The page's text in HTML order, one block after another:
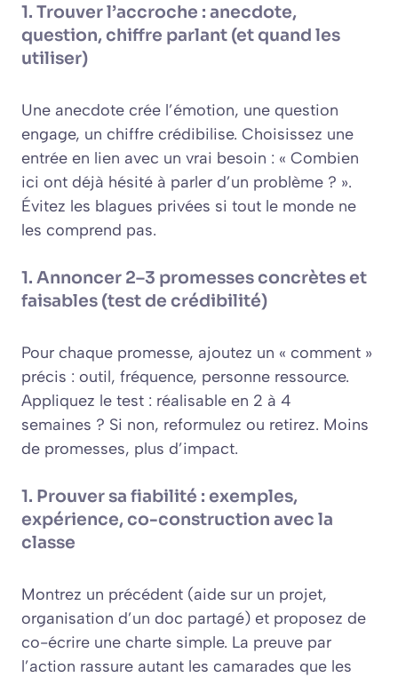
1. Trouver l’accroche : anecdote,
question, chiffre parlant (et quand les
utiliser)
Une anecdote crée l’émotion, une question
engage, un chiffre crédibilise. Choisissez une
entrée en lien avec un vrai besoin : « Combien
ici ont déjà hésité à parler d’un problème ? ».
Évitez les blagues privées si tout le monde ne
les comprend pas.
1. Annoncer 2–3 promesses concrètes et
faisables (test de crédibilité)
Pour chaque promesse, ajoutez un « comment »
précis : outil, fréquence, personne ressource.
Appliquez le test : réalisable en 2 à 4
semaines ? Si non, reformulez ou retirez. Moins
de promesses, plus d’impact.
1. Prouver sa fiabilité : exemples,
expérience, co-construction avec la
classe
Montrez un précédent (aide sur un projet,
organisation d’un doc partagé) et proposez de
co-écrire une charte simple. La preuve par
l’action rassure autant les camarades que les